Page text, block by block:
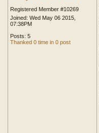
Registered Member #10269
Joined: Wed May 06 2015,
07:38PM
Posts: 5
Thanked 0 time in 0 post